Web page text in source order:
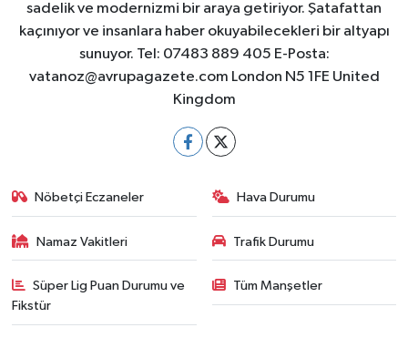
sadelik ve modernizmi bir araya getiriyor. Şatafattan
kaçınıyor ve insanlara haber okuyabilecekleri bir altyapı
sunuyor. Tel: 07483 889 405 E-Posta:
vatanoz@avrupagazete.com London N5 1FE United
Kingdom
Nöbetçi Eczaneler Hava Durumu
Namaz Vakitleri Trafik Durumu
Süper Lig Puan Durumu ve
Fikstür
Tüm Manşetler